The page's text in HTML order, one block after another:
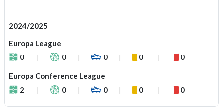
2024/2025
Europa League
0
0 0 0 0
Europa Conference League
2
0 0 0 0